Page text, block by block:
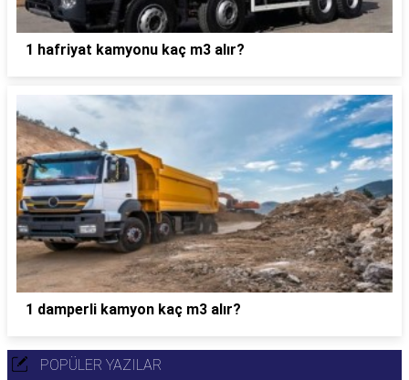
1 hafriyat kamyonu kaç m3 alır?
1 damperli kamyon kaç m3 alır?
POPÜLER YAZILAR